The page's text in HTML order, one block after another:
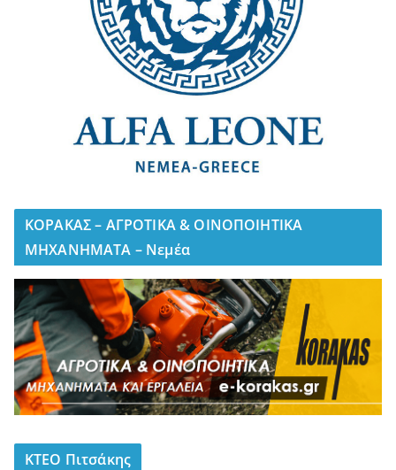
ΚΟΡΑΚΑΣ – ΑΓΡΟΤΙΚΑ & ΟΙΝΟΠΟΙΗΤΙΚΑ
ΜΗΧΑΝΗΜΑΤΑ – Νεμέα
ΚΤΕΟ Πιτσάκης